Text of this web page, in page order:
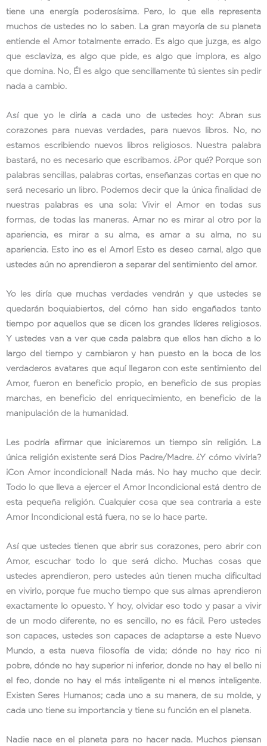
tiene una energía poderosísima. Pero, lo que ella representa
muchos de ustedes no lo saben. La gran mayoría de su planeta
entiende el Amor totalmente errado. Es algo que juzga, es algo
que esclaviza, es algo que pide, es algo que implora, es algo
que domina. No, Él es algo que sencillamente tú sientes sin pedir
nada a cambio.
Así que yo le diría a cada uno de ustedes hoy: Abran sus
corazones para nuevas verdades, para nuevos libros. No, no
estamos escribiendo nuevos libros religiosos. Nuestra palabra
bastará, no es necesario que escribamos. ¿Por qué? Porque son
palabras sencillas, palabras cortas, enseñanzas cortas en que no
será necesario un libro. Podemos decir que la única finalidad de
nuestras palabras es una sola: Vivir el Amor en todas sus
formas, de todas las maneras. Amar no es mirar al otro por la
apariencia, es mirar a su alma, es amar a su alma, no su
apariencia. Esto ¡no es el Amor! Esto es deseo carnal, algo que
ustedes aún no aprendieron a separar del sentimiento del amor.
Yo les diría que muchas verdades vendrán y que ustedes se
quedarán boquiabiertos, del cómo han sido engañados tanto
tiempo por aquellos que se dicen los grandes líderes religiosos.
Y ustedes van a ver que cada palabra que ellos han dicho a lo
largo del tiempo y cambiaron y han puesto en la boca de los
verdaderos avatares que aquí llegaron con este sentimiento del
Amor, fueron en beneficio propio, en beneficio de sus propias
marchas, en beneficio del enriquecimiento, en beneficio de la
manipulación de la humanidad.
Les podría afirmar que iniciaremos un tiempo sin religión. La
única religión existente será Dios Padre/Madre. ¿Y cómo vivirla?
¡Con Amor incondicional! Nada más. No hay mucho que decir.
Todo lo que lleva a ejercer el Amor Incondicional está dentro de
esta pequeña religión. Cualquier cosa que sea contraria a este
Amor Incondicional está fuera, no se lo hace parte.
Así que ustedes tienen que abrir sus corazones, pero abrir con
Amor, escuchar todo lo que será dicho. Muchas cosas que
ustedes aprendieron, pero ustedes aún tienen mucha dificultad
en vivirlo, porque fue mucho tiempo que sus almas aprendieron
exactamente lo opuesto. Y hoy, olvidar eso todo y pasar a vivir
de un modo diferente, no es sencillo, no es fácil. Pero ustedes
son capaces, ustedes son capaces de adaptarse a este Nuevo
Mundo, a esta nueva filosofía de vida; dónde no hay rico ni
pobre, dónde no hay superior ni inferior, donde no hay el bello ni
el feo, donde no hay el más inteligente ni el menos inteligente.
Existen Seres Humanos; cada uno a su manera, de su molde, y
cada uno tiene su importancia y tiene su función en el planeta.
Nadie nace en el planeta para no hacer nada. Muchos piensan